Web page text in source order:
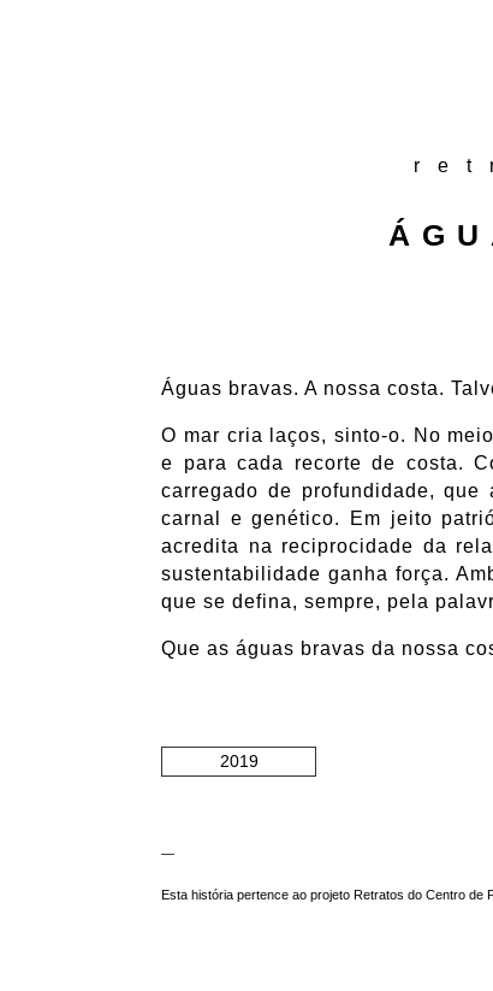
Águas bravas. A nossa costa.
O mar cria laços, sinto-o. No
e para cada recorte de costa.
carregado de profundidade,
carnal e genético. Em jeito
acredita na reciprocidade da
sustentabilidade ganha força.
que se defina, sempre, pela
Que as águas bravas da nossa
2019
—
Esta história pertence ao projeto Retratos do Centro